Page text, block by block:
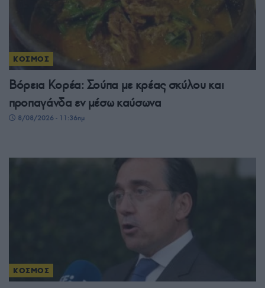
ΚΟΣΜΟΣ
Βόρεια Κορέα: Σούπα με κρέας σκύλου και
προπαγάνδα εν μέσω καύσωνα
8/08/2026 - 11:36πμ
ΚΟΣΜΟΣ